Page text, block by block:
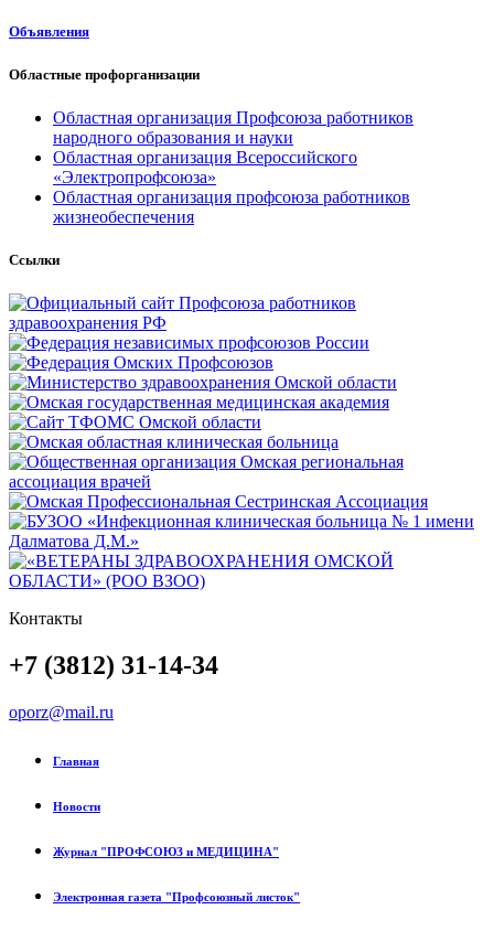
Объявления
Областные профорганизации
Областная организация Профсоюза работников
народного образования и науки
Областная организация Всероссийского
«Электропрофсоюза»
Областная организация профсоюза работников
жизнеобеспечения
Ссылки
Контакты
+7 (3812) 31-14-34
oporz@mail.ru
Главная
Новости
Журнал "ПРОФСОЮЗ и МЕДИЦИНА"
Электронная газета "Профсоюзный листок"